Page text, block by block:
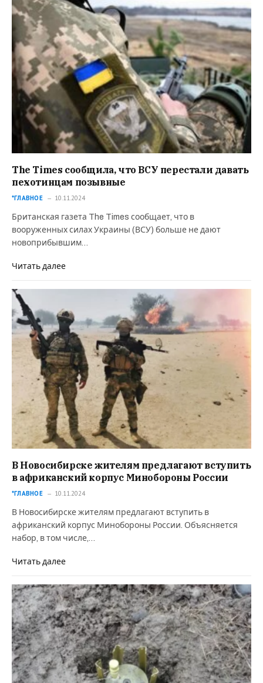
The Times сообщила, что ВСУ перестали давать
пехотинцам позывные
*ГЛАВНОЕ 10.11.2024
Британская газета The Times сообщает, что в
вооруженных силах Украины (ВСУ) больше не дают
новоприбывшим…
Читать далее
В Новосибирске жителям предлагают вступить
в африканский корпус Минобороны России
*ГЛАВНОЕ 10.11.2024
В Новосибирске жителям предлагают вступить в
африканский корпус Минобороны России. Объясняется
набор, в том числе,…
Читать далее